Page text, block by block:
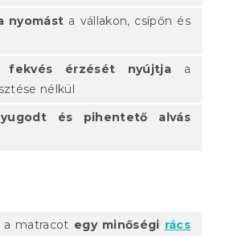
nyomást a vállakon, csípőn és
fekvés érzését nyújtja a
nélkül
és pihentető alvás
a matracot egy minőségi rács